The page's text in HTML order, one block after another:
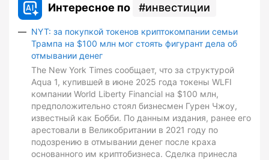
Интересное по инвестиции
NYT: за покупкой токенов криптокомпании семьи
Трампа на $100 млн мог стоять фигурант дела об
отмывании денег
The New York Times сообщает, что за структурой
Aqua 1, купившей в июне 2025 года токены WLFI
компании World Liberty Financial на $100 млн,
предположительно стоял бизнесмен Гурен Чжоу,
известный как Бобби. По данным издания, ранее его
арестовали в Великобритании в 2021 году по
подозрению в отмывании денег после краха
основанного им криптобизнеса. Сделка принесла